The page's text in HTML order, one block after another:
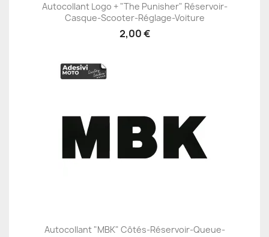
Autocollant Logo + "The Punisher" Réservoir-
Casque-Scooter-Réglage-Voiture
2,00 €
Autocollant "MBK" Côtés-Réservoir-Queue-